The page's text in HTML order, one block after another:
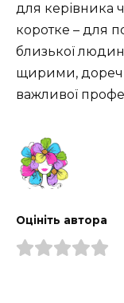
для керівника
коротке – для
близької
щирими,
важливої
Оцініть автора